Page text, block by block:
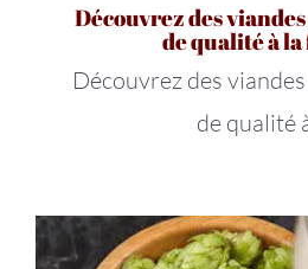
Découvrez des
de qualité à
Découvrez des
de qualité